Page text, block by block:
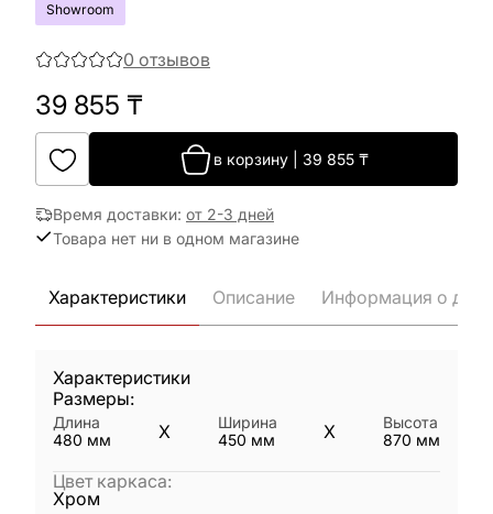
Showroom
0 отзывов
39 855 ₸
в корзину 39 855 ₸
Время доставки: от 2-3 дней
Товара нет ни в одном магазине
Характеристики Описание Информация о
Характеристики
Размеры:
Длина
480 мм X
Ширина
450 мм X
Высота
870 мм
Цвет каркаса:
Хром